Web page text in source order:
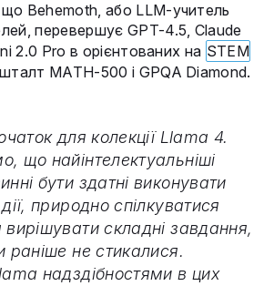
Behemoth, або LLM-учитель
перевершує GPT-4.5, Claude
2.0 Pro в орієнтованих на STEM
MATH-500 і GPQA Diamond.
для колекції Llama 4.
що найінтелектуальніші
бути здатні виконувати
природно спілкуватися
складні завдання,
раніше не стикалися.
надздібностями в цих